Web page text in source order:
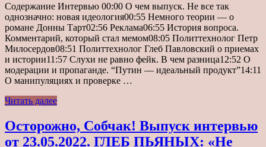
Содержание Интервью 00:00 О чем выпуск. Не все так
однозначно: новая идеология00:55 Немного теории — о
романе Донны Тарт02:56 Реклама06:55 История вопроса.
Комментарий, который стал мемом08:05 Политтехнолог Петр
Милосердов08:51 Политтехнолог Глеб Павловский о приемах
и истории11:57 Слухи не равно фейк. В чем разница12:52 О
модерации и пропаганде. “Путин — идеальный продукт”14:11
О манипуляциях и проверке …
Читать далее
Осторожно, Собчак! Выпуск интервью
от 23.05.2022. ГЛЕБ ПЬЯНЫХ: «Не